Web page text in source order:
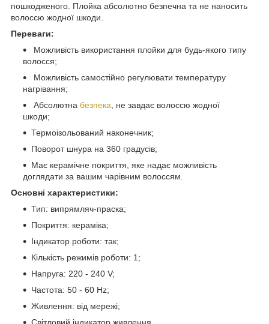
пошкодженого. Плойка абсолютно безпечна та не наносить
волоссю жодної шкоди.
Переваги:
Можливість використання плойки для будь-якого типу
волосся;
Можливість самостійно регулювати температуру
нагрівання;
Абсолютна безпека , не завдає волоссю жодної
шкоди;
Термоізольований наконечник;
Поворот шнура на 360 градусів;
Має керамічне покриття, яке надає можливість
доглядати за вашим чарівним волоссям.
Основні характеристики:
Тип: випрямляч-праска;
Покриття: кераміка;
Індикатор роботи: так;
Кількість режимів роботи: 1;
Напруга: 220 - 240 V;
Частота: 50 - 60 Hz;
Живлення: від мережі;
Світловий індикатор живлення.